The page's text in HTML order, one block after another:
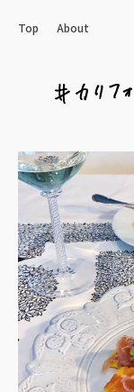
Top About